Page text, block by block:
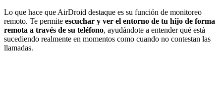
Lo que hace que AirDroid destaque es su función de monitoreo
remoto. Te permite escuchar y ver el entorno de tu hijo de forma
remota a través de su teléfono, ayudándote a entender qué está
sucediendo realmente en momentos como cuando no contestan las
llamadas.